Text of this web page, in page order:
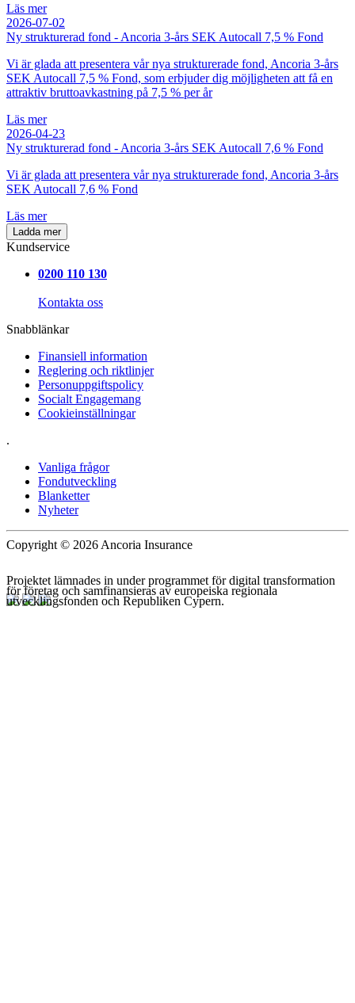
Läs mer
2026-07-02
Ny strukturerad fond - Ancoria 3-års SEK Autocall 7,5 % Fond
Vi är glada att presentera vår nya strukturerade fond, Ancoria 3-års
SEK Autocall 7,5 % Fond, som erbjuder dig möjligheten att få en
attraktiv bruttoavkastning på 7,5 % per år
Läs mer
2026-04-23
Ny strukturerad fond - Ancoria 3-års SEK Autocall 7,6 % Fond
Vi är glada att presentera vår nya strukturerade fond, Ancoria 3-års
SEK Autocall 7,6 % Fond
Läs mer
Kundservice
0200 110 130
Kontakta oss
Snabblänkar
Finansiell information
Reglering och riktlinjer
Personuppgiftspolicy
Socialt Engagemang
Cookieinställningar
.
Vanliga frågor
Fondutveckling
Blanketter
Nyheter
Copyright © 2026 Ancoria Insurance
Projektet lämnades in under programmet för digital transformation
för företag och samfinansieras av europeiska regionala
utvecklingsfonden och Republiken Cypern.